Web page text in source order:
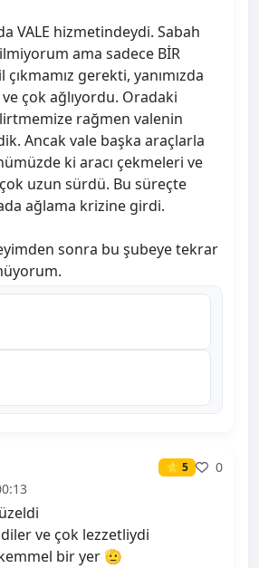
VALE hizmetindeydi. Sabah
ama sadece BİR
çıkmamız gerekti, yanımızda
çok ağlıyordu. Oradaki
rağmen valenin
Ancak vale başka araçlarla
ki aracı çekmeleri ve
uzun sürdü. Bu süreçte
ağlama krizine girdi.
sonra bu şubeye tekrar
⭐ 5
0
ve çok lezzetliydi
bir yer 🫡